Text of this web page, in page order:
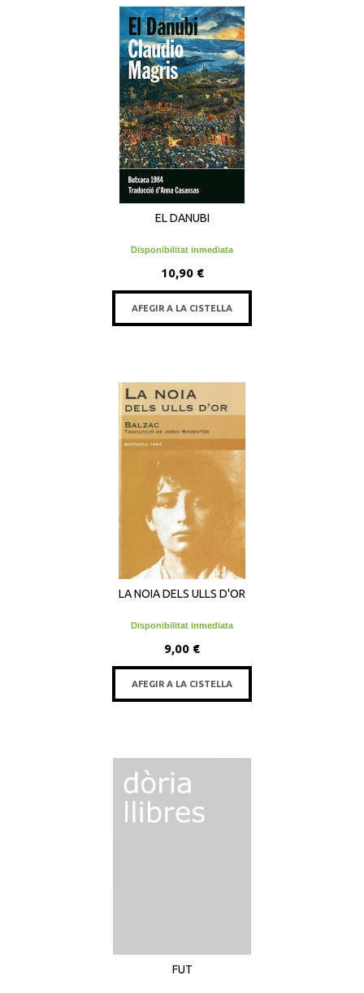
EL DANUBI
Disponibilitat inmediata
10,90 €
AFEGIR A LA CISTELLA
LA NOIA DELS ULLS D'OR
Disponibilitat inmediata
9,00 €
AFEGIR A LA CISTELLA
FUT